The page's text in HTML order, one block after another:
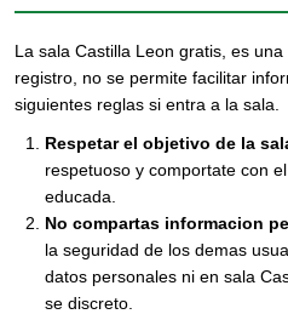
La sala Castilla Leon gratis, es
registro, no se permite facilitar
siguientes reglas si entra a la sala.
Respetar el objetivo de la
respetuoso y comportate con
educada.
No compartas informacion
la seguridad de los demas
datos personales ni en sala
se discreto.